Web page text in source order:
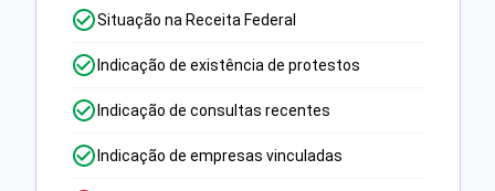
Situação na Receita Federal
Indicação de existência de protestos
Indicação de consultas recentes
Indicação de empresas vinculadas